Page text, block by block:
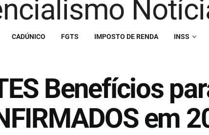
CADÚNICO FGTS IMPOSTO DE RENDA INSS
Benefícios
em